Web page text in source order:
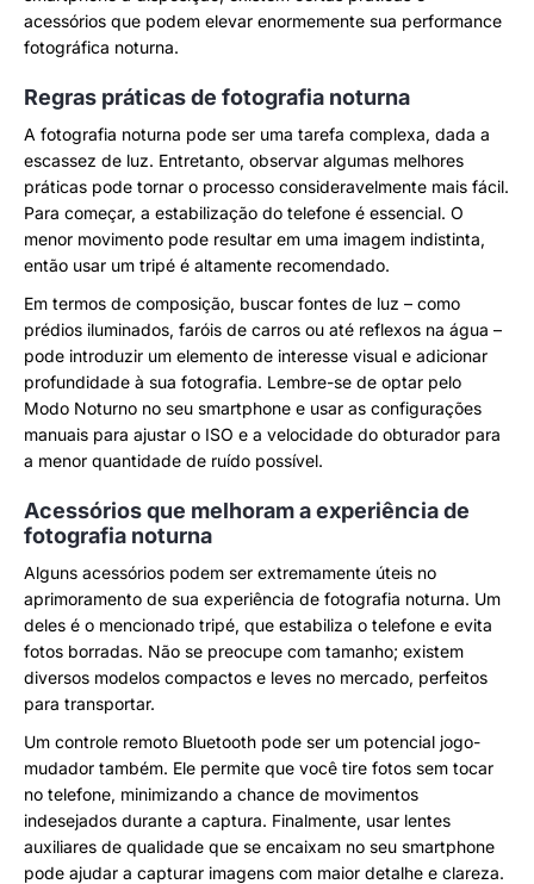
acessórios que podem elevar enormemente sua performance
fotográfica noturna.
Regras práticas de fotografia noturna
A fotografia noturna pode ser uma tarefa complexa, dada a
escassez de luz. Entretanto, observar algumas melhores
práticas pode tornar o processo consideravelmente mais fácil.
Para começar, a estabilização do telefone é essencial. O
menor movimento pode resultar em uma imagem indistinta,
então usar um tripé é altamente recomendado.
Em termos de composição, buscar fontes de luz – como
prédios iluminados, faróis de carros ou até reflexos na água –
pode introduzir um elemento de interesse visual e adicionar
profundidade à sua fotografia. Lembre-se de optar pelo
Modo Noturno no seu smartphone e usar as configurações
manuais para ajustar o ISO e a velocidade do obturador para
a menor quantidade de ruído possível.
Acessórios que melhoram a experiência de
fotografia noturna
Alguns acessórios podem ser extremamente úteis no
aprimoramento de sua experiência de fotografia noturna. Um
deles é o mencionado tripé, que estabiliza o telefone e evita
fotos borradas. Não se preocupe com tamanho; existem
diversos modelos compactos e leves no mercado, perfeitos
para transportar.
Um controle remoto Bluetooth pode ser um potencial jogo-
mudador também. Ele permite que você tire fotos sem tocar
no telefone, minimizando a chance de movimentos
indesejados durante a captura. Finalmente, usar lentes
auxiliares de qualidade que se encaixam no seu smartphone
pode ajudar a capturar imagens com maior detalhe e clareza.